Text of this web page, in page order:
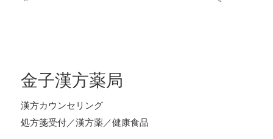
金子漢方薬局
漢方カウンセリング
処方箋受付／漢方薬／健康食品